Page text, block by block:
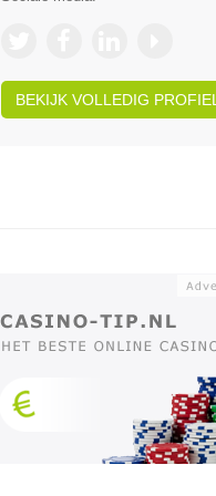
BEKIJK VOLLEDIG PROFIEL